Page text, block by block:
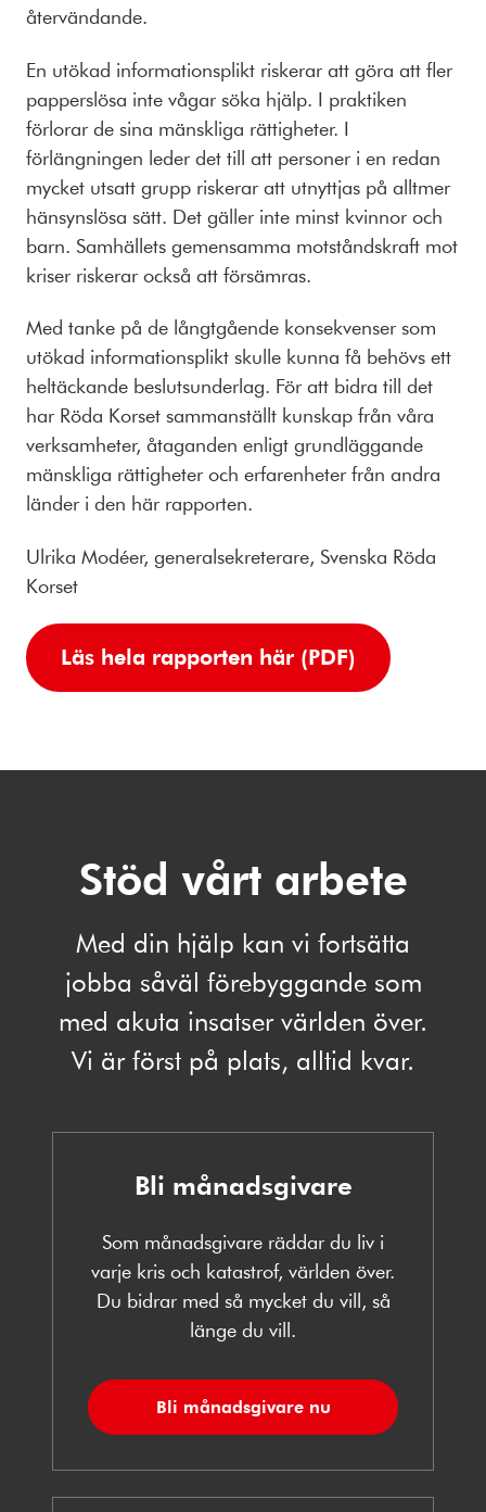
återvändande.
En utökad informationsplikt riskerar att göra att fler
papperslösa inte vågar söka hjälp. I praktiken
förlorar de sina mänskliga rättigheter. I
förlängningen leder det till att personer i en redan
mycket utsatt grupp riskerar att utnyttjas på alltmer
hänsynslösa sätt. Det gäller inte minst kvinnor och
barn. Samhällets gemen­samma motståndskraft mot
kriser riskerar också att försämras.
Med tanke på de långtgående konsekvenser som
utökad informationsplikt skulle kunna få behövs ett
heltäckande beslutsunderlag. För att bidra till det
har Röda Korset sammanställt kunskap från våra
verksamheter, åtaganden enligt grundläggande
mänskliga rättigheter och erfarenheter från andra
länder i den här rapporten.
Ulrika Modéer, generalsekreterare, Svenska Röda
Korset
Läs hela rapporten här (PDF)
Stöd vårt arbete
Med din hjälp kan vi fortsätta
jobba såväl förebyggande som
med akuta insatser världen över.
Vi är först på plats, alltid kvar.
Bli månadsgivare
Som månadsgivare räddar du liv i
varje kris och katastrof, världen över.
Du bidrar med så mycket du vill, så
länge du vill.
Bli månadsgivare nu